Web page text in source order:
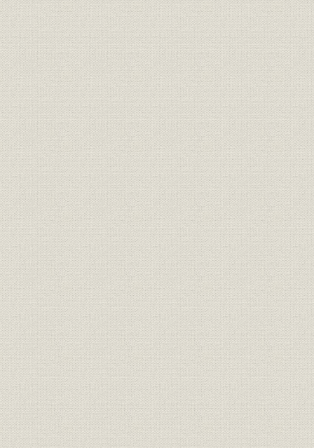
IV 良好な労使関係がもたらしたもの
V 新人事制度の確立と労働時間の短縮
第6節 総合力における国際水準への飛躍
I 鉄鋼価格の国際水準到達
II 市民生活を豊かにする鉄づくり
第3章 消費地立地の展開と世界市場への進出
第1節 激動時代の超克
I 経済高度成長政策の進展と鉄鋼業の役割
II 1,000万トン体制の計画
III 鉄鋼激動時代の到来
IV 激動時代に対応した経営基盤の拡充
第2節 エンジニアリング事業の発足
I 海外技術協力事業の発展
II 工作事業の基盤確立
第3節 堺製鉄所の建設
I 土地造成と大形工場建設